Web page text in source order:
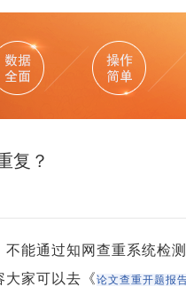
复？
能通过知网查重系统检
大家可以去《论文查重开题报